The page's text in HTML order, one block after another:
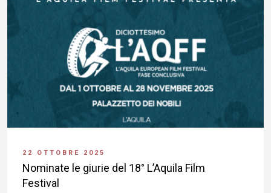
22 OTTOBRE 2025
Nominate le giurie del 18° L’Aquila Film
Festival